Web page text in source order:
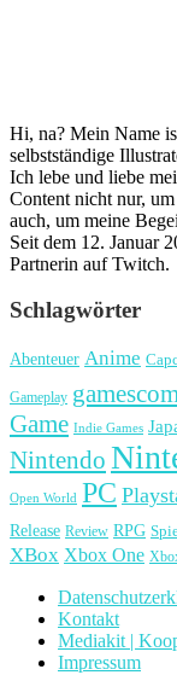
Hi, na? Mein Name
selbstständige
Ich lebe und liebe
Content nicht nur,
auch, um meine
Seit dem 12. Januar
Partnerin auf Twitch.
Schlagwörter
Abenteuer Anime
Gameplay
Game Indie Games
Nintendo
Open World PC
Release Review RPG
XBox Xbox One
Kontakt
Mediakit |
Impressum